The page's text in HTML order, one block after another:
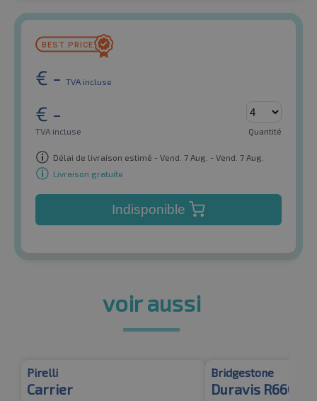
€ - TVA incluse
€ -
TVA incluse Quantité
Délai de livraison estimé - Vend. 7 Aug. - Vend. 7 Aug.
Livraison gratuite
Indisponible
voir aussi
Pirelli
Carrier
Bridgestone
Duravis R660